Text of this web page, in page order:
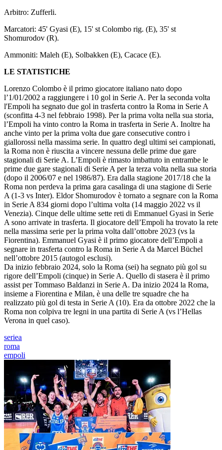
Arbitro: Zufferli.
Marcatori: 45' Gyasi (E), 15' st Colombo rig. (E), 35' st
Shomurodov (R).
Ammoniti: Maleh (E), Solbakken (E), Cacace (E).
LE STATISTICHE
Lorenzo Colombo è il primo giocatore italiano nato dopo
l’1/01/2002 a raggiungere i 10 gol in Serie A. Per la seconda volta
l'Empoli ha segnato due gol in trasferta contro la Roma in Serie A
(sconfitta 4-3 nel febbraio 1998). Per la prima volta nella sua storia,
l’Empoli ha vinto contro la Roma in trasferta in Serie A. Inoltre ha
anche vinto per la prima volta due gare consecutive contro i
giallorossi nella massima serie. In quattro degl ultimi sei campionati,
la Roma non è riuscita a vincere nessuna delle prime due gare
stagionali di Serie A. L’Empoli è rimasto imbattuto in entrambe le
prime due gare stagionali di Serie A per la terza volta nella sua storia
(dopo il 2006/07 e nel 1986/87). Era dalla stagione 2017/18 che la
Roma non perdeva la prima gara casalinga di una stagione di Serie
A (1-3 vs Inter). Eldor Shomurodov è tornato a segnare con la Roma
in Serie A 834 giorni dopo l’ultima volta (14 maggio 2022 vs il
Venezia). Cinque delle ultime sette reti di Emmanuel Gyasi in Serie
A sono arrivate in trasferta. Il giocatore dell’Empoli ha trovato la rete
nella massima serie per la prima volta dall’ottobre 2023 (vs la
Fiorentina). Emmanuel Gyasi è il primo giocatore dell’Empoli a
segnare in trasferta contro la Roma in Serie A da Marcel Büchel
nell’ottobre 2015 (autogol esclusi).
Da inizio febbraio 2024, solo la Roma (sei) ha segnato più gol su
rigore dell’Empoli (cinque) in Serie A. Quello di stasera è il primo
assist per Tommaso Baldanzi in Serie A. Da inizio 2024 la Roma,
insieme a Fiorentina e Milan, è una delle tre squadre che ha
realizzato più gol di testa in Serie A (10). Era da ottobre 2022 che la
Roma non colpiva tre legni in una partita di Serie A (vs l’Hellas
Verona in quel caso).
seriea
roma
empoli